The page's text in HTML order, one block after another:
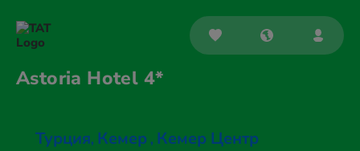
Astoria Hotel 4*
Турция, Кемер , Кемер Центр